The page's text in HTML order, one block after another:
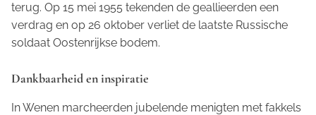
terug. Op 15 mei 1955 tekenden de geallieerden een
verdrag en op 26 oktober verliet de laatste Russische
soldaat Oostenrijkse bodem.
Dankbaarheid en inspiratie
In Wenen marcheerden jubelende menigten met fakkels